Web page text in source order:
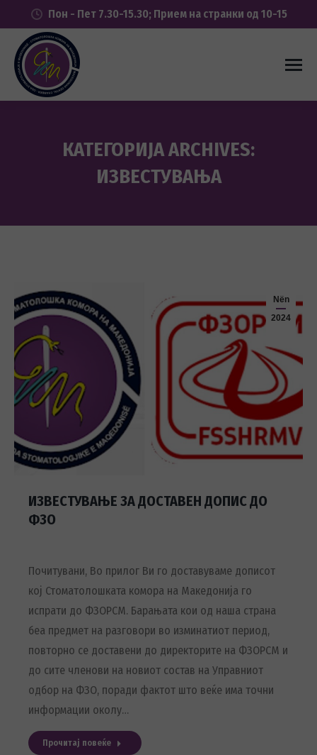
Пон - Пет 7.30-15.30; Прием на странки од 10-15
КАТЕГОРИЈА ARCHIVES:
ИЗВЕСТУВАЊА
Nën
2024
ИЗВЕСТУВАЊЕ ЗА ДОСТАВЕН ДОПИС ДО
ФЗО
Почитувани, Во прилог Ви го доставуваме дописот
кој Стоматолошката комора на Македонија го
испрати до ФЗОРСМ. Барањата кои од наша страна
беа предмет на разговори во изминатиот период,
повторно се доставени до директорите на ФЗОРСМ и
до сите членови на новиот состав на Управниот
одбор на ФЗО, поради фактот што веќе има точни
информации околу…
Прочитај повеќе